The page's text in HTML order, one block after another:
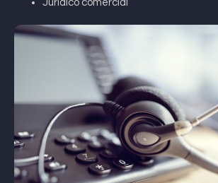
Jurídico comercial